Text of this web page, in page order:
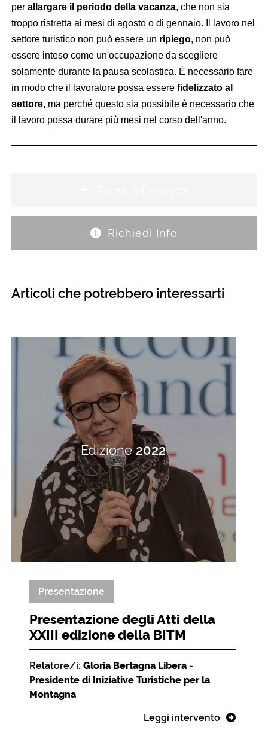
perallargare il periodo della vacanza, che non sia
troppo ristretta ai mesi di agosto o di gennaio. Il lavoro nel
settore turistico non può essere un ripiego, non può
essere inteso come un'occupazione da scegliere
solamente durante la pausa scolastica. È necessario fare
in modo che il lavoratore possa essere fidelizzato al
settore,ma perché questo sia possibile è necessario che
il lavoro possa durare più mesi nel corso dell'anno.
Richiedi Info
Articoli che potrebbero interessarti
Edizione2022
Presentazione
Presentazione degli Atti della
XXIII edizione della BITM
Relatore/i: Gloria Bertagna Libera -
Presidente di Iniziative Turistiche per la
Montagna
Leggi intervento